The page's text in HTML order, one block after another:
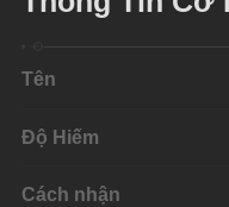
Tên
Độ Hiếm
Cách nhận